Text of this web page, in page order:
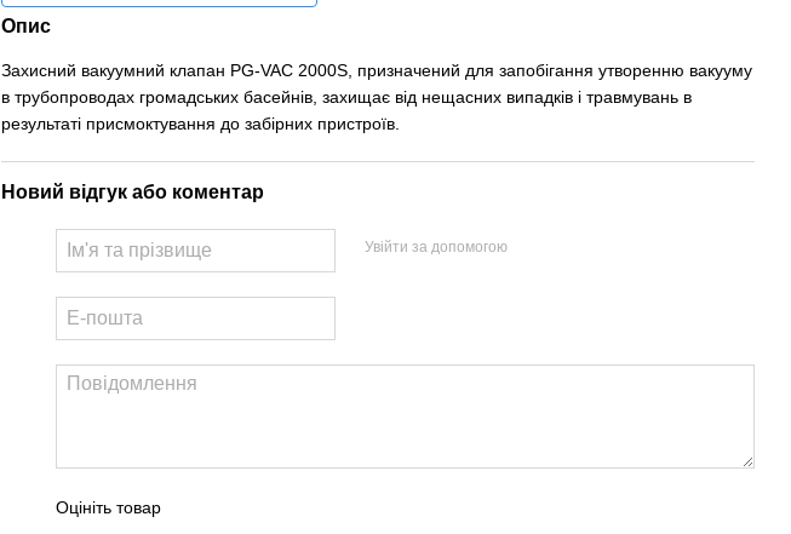
Опис
Захисний вакуумний клапан PG-VAC 2000S, призначений для запобігання утворенню вакууму
в трубопроводах громадських басейнів, захищає від нещасних випадків і травмувань в
результаті присмоктування до забірних пристроїв.
Новий відгук або коментар
Увійти за допомогою
Оцініть товар